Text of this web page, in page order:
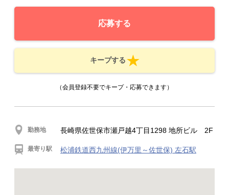
応募する
キープする
（会員登録不要でキープ・応募できます）
勤務地 長崎県佐世保市瀬戸越4丁目1298 地所ビル 2F
最寄り駅 松浦鉄道西九州線(伊万里～佐世保) 左石駅